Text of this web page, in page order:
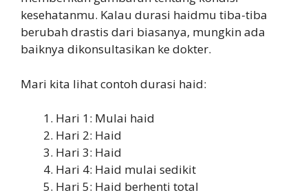
kesehatanmu. Kalau durasi haidmu tiba-tiba
berubah drastis dari biasanya, mungkin ada
baiknya dikonsultasikan ke dokter.
Mari kita lihat contoh durasi haid:
Hari 1: Mulai haid
Hari 2: Haid
Hari 3: Haid
Hari 4: Haid mulai sedikit
Hari 5: Haid berhenti total